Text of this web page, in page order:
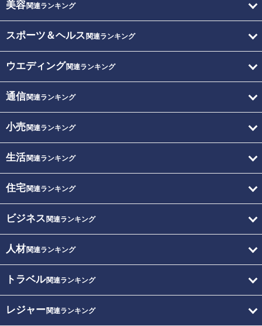
美容関連ランキング
スポーツ＆ヘルス 関連ランキング
ウエディング関連ランキング
通信関連ランキング
小売関連ランキング
生活関連ランキング
住宅関連ランキング
ビジネス 関連ランキング
人材関連ランキング
トラベル関連ランキング
レジャー関連ランキング